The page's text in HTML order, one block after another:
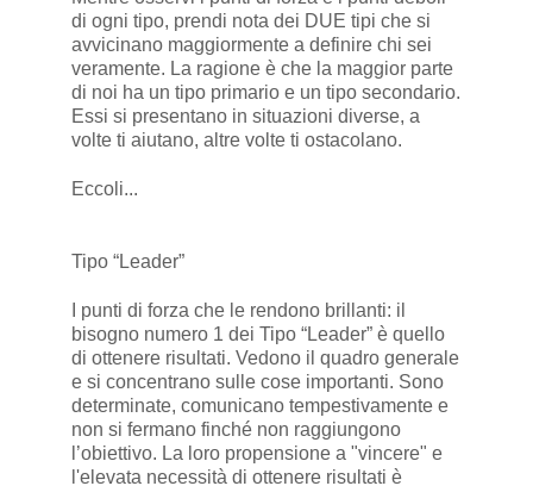
di ogni tipo, prendi nota dei DUE tipi che si
avvicinano maggiormente a definire chi sei
veramente. La ragione è che la maggior parte
di noi ha un tipo primario e un tipo secondario.
Essi si presentano in situazioni diverse, a
volte ti aiutano, altre volte ti ostacolano.
Eccoli...
Tipo “Leader”
I punti di forza che le rendono brillanti: il
bisogno numero 1 dei Tipo “Leader” è quello
di ottenere risultati. Vedono il quadro generale
e si concentrano sulle cose importanti. Sono
determinate, comunicano tempestivamente e
non si fermano finché non raggiungono
l’obiettivo. La loro propensione a "vincere" e
l'elevata necessità di ottenere risultati è